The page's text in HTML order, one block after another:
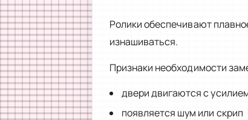
Ролики обеспечивают
изнашиваться.
Признаки необходимости
двери двигаются с
появляется шум или скрип